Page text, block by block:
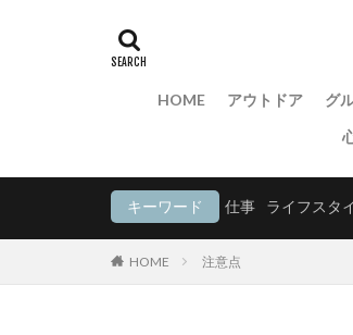
HOME アウトドア グ
キーワード 仕事 ライフスタ
HOME 注意点